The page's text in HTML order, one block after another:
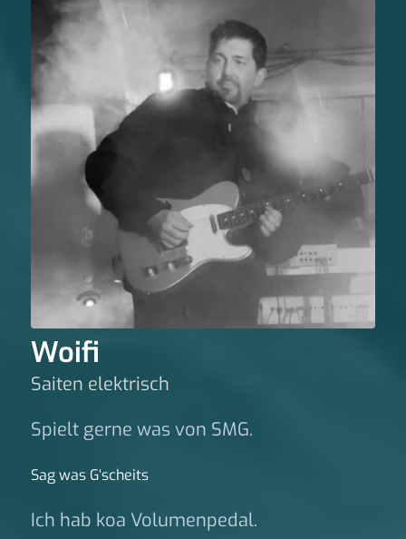
Woifi
Saiten elektrisch
Spielt gerne was von SMG.
Sag was G‘scheits
Ich hab koa Volumenpedal.